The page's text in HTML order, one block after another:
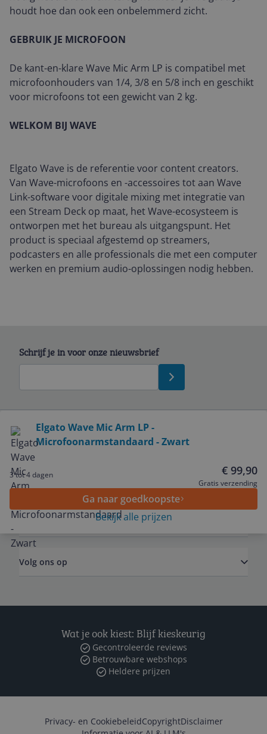
houdt hoe dan ook een onbelemmerd zicht.
GEBRUIK JE MICROFOON
De kant-en-klare Wave Mic Arm LP is compatibel met
microfoonhouders van 1/4, 3/8 en 5/8 inch en geschikt
voor microfoons tot een gewicht van 2 kg.
WELKOM BIJ WAVE
Elgato Wave is de referentie voor content creators.
Van Wave-microfoons en -accessoires tot aan Wave
Link-software voor digitale mixing met integratie van
een Stream Deck op maat, het Wave-ecosysteem is
ontworpen met het bureau als uitgangspunt. Het
product is speciaal afgestemd op streamers,
podcasters en alle professionals die met een computer
werken en premium audio-oplossingen nodig hebben.
Elgato Wave Mic Arm LP -
Microfoonarmstandaard - Zwart
3 tot 4 dagen € 99,90
Gratis verzending
Ga naar goedkoopste
Bekijk alle prijzen
Schrijf je in voor onze nieuwsbrief
Service
Algemeen
Volg ons op
Wat je ook kiest: Blijf kieskeurig
Gecontroleerde reviews
Betrouwbare webshops
Heldere prijzen
Privacy- en CookiebeleidCopyrightDisclaimer